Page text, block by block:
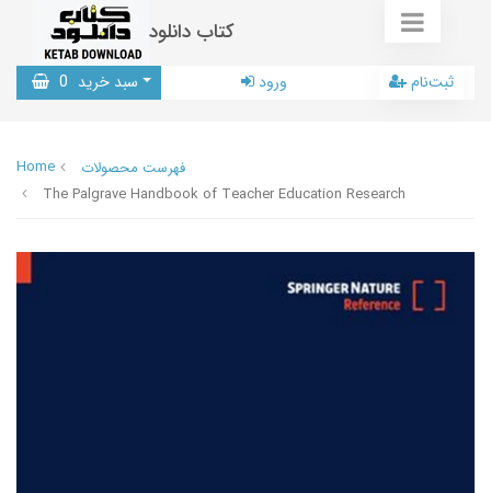
کتاب دانلود
سبد خرید 0 ورود ثبت‌نام
Home
فهرست محصولات
The Palgrave Handbook of Teacher Education Research